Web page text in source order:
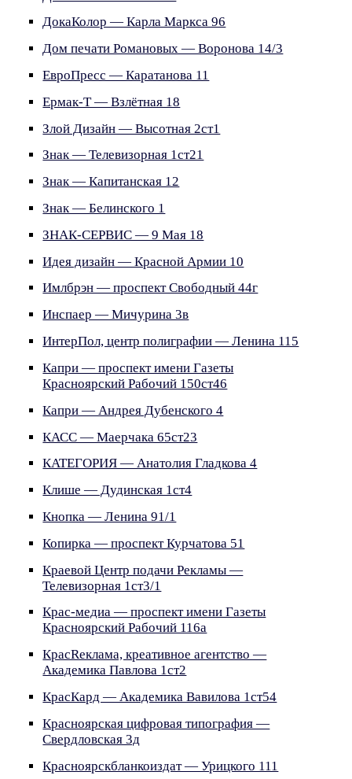
ДокаКолор — Карла Маркса 96
Дом печати Романовых — Воронова 14/3
ЕвроПресс — Каратанова 11
Ермак-Т — Взлётная 18
Злой Дизайн — Высотная 2ст1
Знак — Телевизорная 1ст21
Знак — Капитанская 12
Знак — Белинского 1
ЗНАК-СЕРВИС — 9 Мая 18
Идея дизайн — Красной Армии 10
Имлбрэн — проспект Свободный 44г
Инспаер — Мичурина 3в
ИнтерПол, центр полиграфии — Ленина 115
Капри — проспект имени Газеты
Красноярский Рабочий 150ст46
Капри — Андрея Дубенского 4
КАСС — Маерчака 65ст23
КАТЕГОРИЯ — Анатолия Гладкова 4
Клише — Дудинская 1ст4
Кнопка — Ленина 91/1
Копирка — проспект Курчатова 51
Краевой Центр подачи Рекламы —
Телевизорная 1ст3/1
Крас-медиа — проспект имени Газеты
Красноярский Рабочий 116а
КрасRеклама, креативное агентство —
Академика Павлова 1ст2
КрасКард — Академика Вавилова 1ст54
Красноярская цифровая типография —
Свердловская 3д
Красноярскбланкоиздат — Урицкого 111